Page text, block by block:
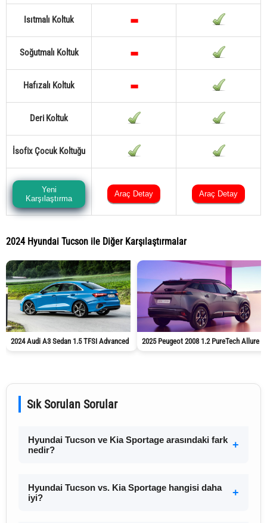
Isıtmalı Koltuk
Soğutmalı Koltuk
Hafızalı Koltuk
Deri Koltuk
İsofix Çocuk Koltuğu
Yeni
Karşılaştırma
Araç Detay Araç Detay
2024 Hyundai Tucson ile Diğer Karşılaştırmalar
2024 Audi A3 Sedan 1.5 TFSI Advanced 2025 Peugeot 2008 1.2 PureTech Allure
Sık Sorulan Sorular
Hyundai Tucson ve Kia Sportage arasındaki fark
nedir?
Hyundai Tucson vs. Kia Sportage hangisi daha
iyi?